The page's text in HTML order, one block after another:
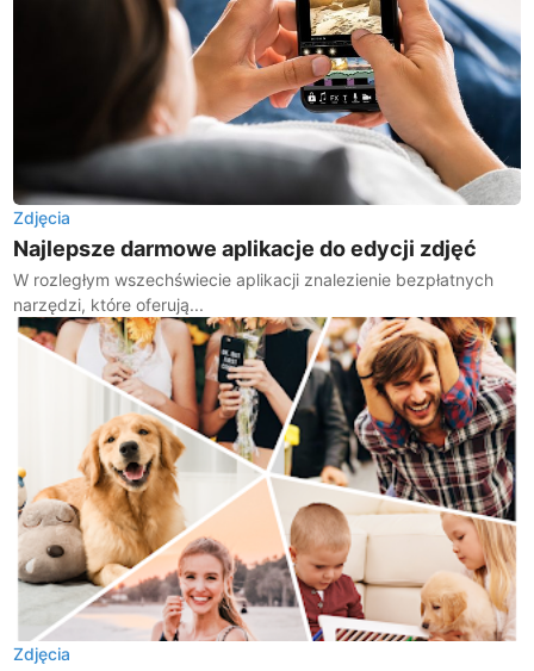
Zdjęcia
Najlepsze darmowe aplikacje do edycji zdjęć
W rozległym wszechświecie aplikacji znalezienie bezpłatnych
narzędzi, które oferują...
Zdjęcia